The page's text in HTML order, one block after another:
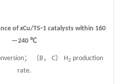
ofxCu/TS⁃1 catalysts within 160
—240 ℃
； （B， C） H2 production
rate.